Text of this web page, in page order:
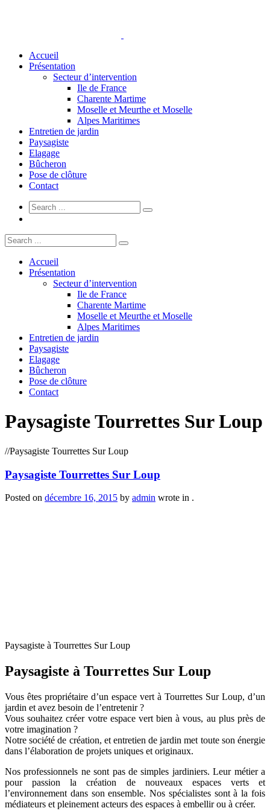
Accueil
Présentation
Secteur d’intervention
Ile de France
Charente Martime
Moselle et Meurthe et Moselle
Alpes Maritimes
Entretien de jardin
Paysagiste
Elagage
Bûcheron
Pose de clôture
Contact
Accueil
Présentation
Secteur d’intervention
Ile de France
Charente Martime
Moselle et Meurthe et Moselle
Alpes Maritimes
Entretien de jardin
Paysagiste
Elagage
Bûcheron
Pose de clôture
Contact
Paysagiste Tourrettes Sur Loup
//Paysagiste Tourrettes Sur Loup
Paysagiste Tourrettes Sur Loup
Posted on décembre 16, 2015 by admin wrote in .
Paysagiste à Tourrettes Sur Loup
Paysagiste à Tourrettes Sur Loup
Vous êtes propriétaire d’un espace vert à Tourrettes Sur Loup, d’un
jardin et avez besoin de l’entretenir ?
Vous souhaitez créer votre espace vert bien à vous, au plus près de
votre imagination ?
Notre société de création, et entretien de jardin met toute son énergie
dans l’élaboration de projets uniques et originaux.
Nos professionnels ne sont pas de simples jardiniers. Leur métier a
pour passion la création de nouveaux espaces verts et
l’environnement dans son ensemble. Nos spécialistes sont à la fois
médiateurs et pleinement acteurs des espaces à embellir ou à créer.